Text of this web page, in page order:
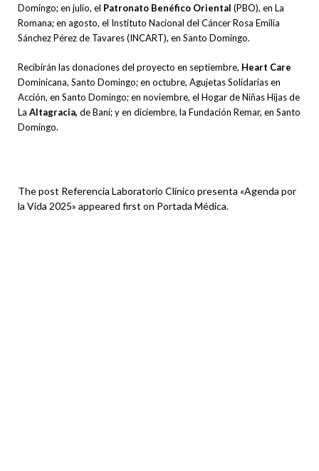
Domingo; en julio, el Patronato Benéfico Oriental (PBO), en La
Romana; en agosto, el Instituto Nacional del Cáncer Rosa Emilia
Sánchez Pérez de Tavares (INCART), en Santo Domingo.
Recibirán las donaciones del proyecto en septiembre, Heart Care
Dominicana, Santo Domingo; en octubre, Agujetas Solidarias en
Acción, en Santo Domingo; en noviembre, el Hogar de Niñas Hijas de
La Altagracia, de Baní; y en diciembre, la Fundación Remar, en Santo
Domingo.
The post Referencia Laboratorio Clínico presenta «Agenda por
la Vida 2025» appeared first on Portada Médica.